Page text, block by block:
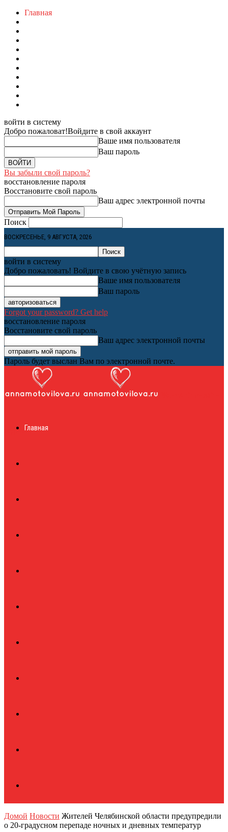
Главная
войти в систему
Добро пожаловат!Войдите в свой аккаунт
Ваше имя пользователя
Ваш пароль
Вы забыли свой пароль?
восстановление пароля
Восстановите свой пароль
Ваш адрес электронной почты
Поиск
ВОСКРЕСЕНЬЕ, 9 АВГУСТА, 2026
войти в систему
Добро пожаловать! Войдите в свою учётную запись
Ваше имя пользователя
Ваш пароль
Forgot your password? Get help
восстановление пароля
Восстановите свой пароль
Ваш адрес электронной почты
Пароль будет выслан Вам по электронной почте.
журналГлавная
Домой Новости Жителей Челябинской области предупредили
о 20-градусном перепаде ночных и дневных температур